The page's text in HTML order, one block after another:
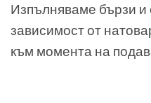
Изпълняваме бързи и
зависимост от
към момента на